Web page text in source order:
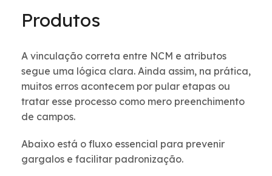
Produtos
A vinculação correta entre NCM e atributos
segue uma lógica clara. Ainda assim, na prática,
muitos erros acontecem por pular etapas ou
tratar esse processo como mero preenchimento
de campos.
Abaixo está o fluxo essencial para prevenir
gargalos e facilitar padronização.